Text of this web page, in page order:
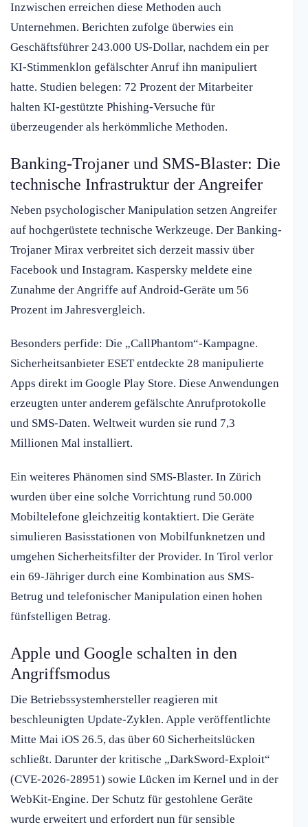
Inzwischen erreichen diese Methoden auch
Unternehmen. Berichten zufolge überwies ein
Geschäftsführer 243.000 US-Dollar, nachdem ein per
KI-Stimmenklon gefälschter Anruf ihn manipuliert
hatte. Studien belegen: 72 Prozent der Mitarbeiter
halten KI-gestützte Phishing-Versuche für
überzeugender als herkömmliche Methoden.
Banking-Trojaner und SMS-Blaster: Die
technische Infrastruktur der Angreifer
Neben psychologischer Manipulation setzen Angreifer
auf hochgerüstete technische Werkzeuge. Der Banking-
Trojaner Mirax verbreitet sich derzeit massiv über
Facebook und Instagram. Kaspersky meldete eine
Zunahme der Angriffe auf Android-Geräte um 56
Prozent im Jahresvergleich.
Besonders perfide: Die „CallPhantom“-Kampagne.
Sicherheitsanbieter ESET entdeckte 28 manipulierte
Apps direkt im Google Play Store. Diese Anwendungen
erzeugten unter anderem gefälschte Anrufprotokolle
und SMS-Daten. Weltweit wurden sie rund 7,3
Millionen Mal installiert.
Ein weiteres Phänomen sind SMS-Blaster. In Zürich
wurden über eine solche Vorrichtung rund 50.000
Mobiltelefone gleichzeitig kontaktiert. Die Geräte
simulieren Basisstationen von Mobilfunknetzen und
umgehen Sicherheitsfilter der Provider. In Tirol verlor
ein 69-Jähriger durch eine Kombination aus SMS-
Betrug und telefonischer Manipulation einen hohen
fünfstelligen Betrag.
Apple und Google schalten in den
Angriffsmodus
Die Betriebssystemhersteller reagieren mit
beschleunigten Update-Zyklen. Apple veröffentlichte
Mitte Mai iOS 26.5, das über 60 Sicherheitslücken
schließt. Darunter der kritische „DarkSword-Exploit“
(CVE-2026-28951) sowie Lücken im Kernel und in der
WebKit-Engine. Der Schutz für gestohlene Geräte
wurde erweitert und erfordert nun für sensible